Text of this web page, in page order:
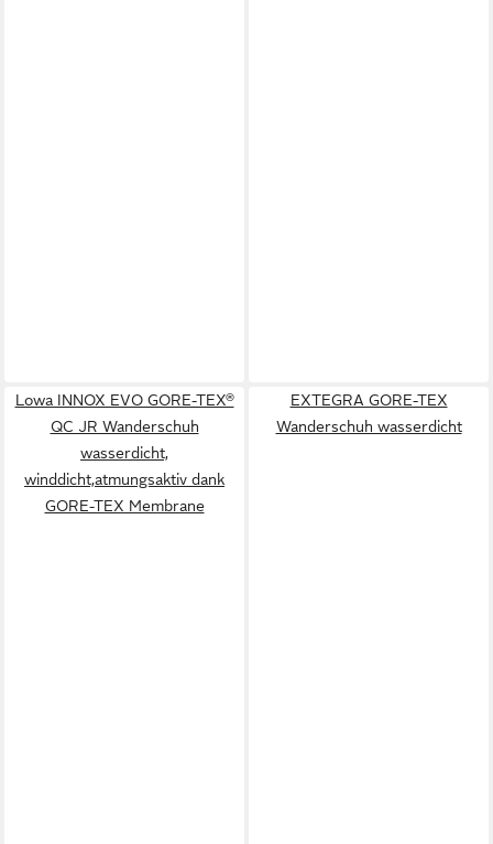
Lowa INNOX EVO GORE-TEX®
QC JR Wanderschuh
wasserdicht,
winddicht,atmungsaktiv dank
GORE-TEX Membrane
EXTEGRA GORE-TEX
Wanderschuh wasserdicht